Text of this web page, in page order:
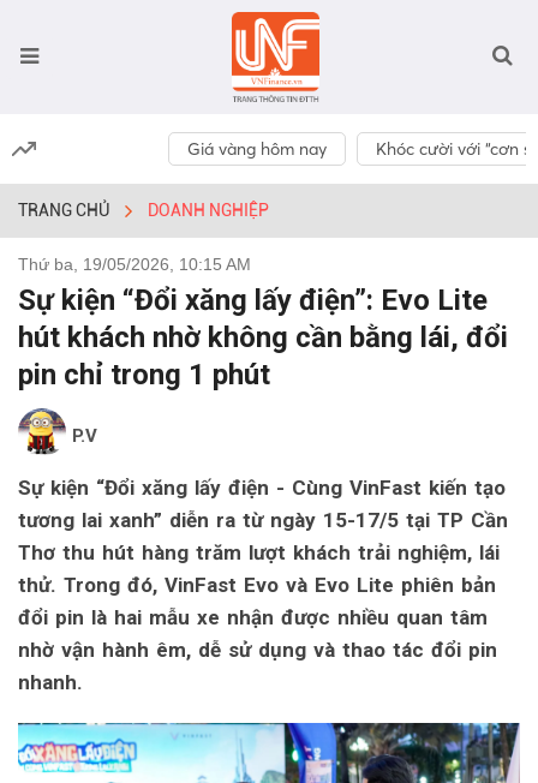
Giá vàng hôm nay Khóc cười với “cơn
TRANG CHỦ DOANH NGHIỆP
Thứ ba, 19/05/2026, 10:15 AM
Sự kiện “Đổi xăng lấy điện”: Evo Lite
hút khách nhờ không cần bằng lái, đổi
pin chỉ trong 1 phút
P.V
Sự kiện “Đổi xăng lấy điện - Cùng VinFast kiến tạo
tương lai xanh” diễn ra từ ngày 15-17/5 tại TP Cần
Thơ thu hút hàng trăm lượt khách trải nghiệm, lái
thử. Trong đó, VinFast Evo và Evo Lite phiên bản
đổi pin là hai mẫu xe nhận được nhiều quan tâm
nhờ vận hành êm, dễ sử dụng và thao tác đổi pin
nhanh.